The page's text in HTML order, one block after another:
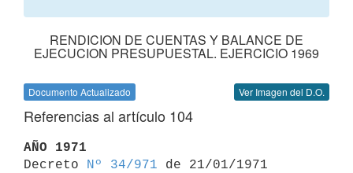
RENDICION DE CUENTAS Y BALANCE DE
EJECUCION PRESUPUESTAL. EJERCICIO 1969
Documento Actualizado Ver Imagen del D.O.
Referencias al artículo 104
AÑO 1971
Decreto
Nº 34/971